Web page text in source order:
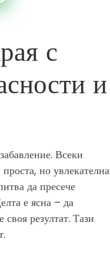
с
и
Всеки
но увлекателна
да пресече
е ясна – да
резултат. Тази